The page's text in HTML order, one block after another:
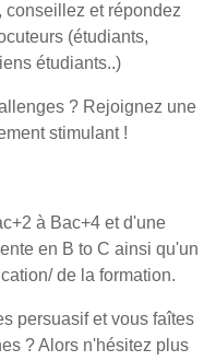
et répondez
(étudiants,
étudiants..)
? Rejoignez une
stimulant !
à Bac+4 et d'une
en B to C ainsi qu'un
de la formation.
persuasif et vous faîtes
? Alors n'hésitez plus